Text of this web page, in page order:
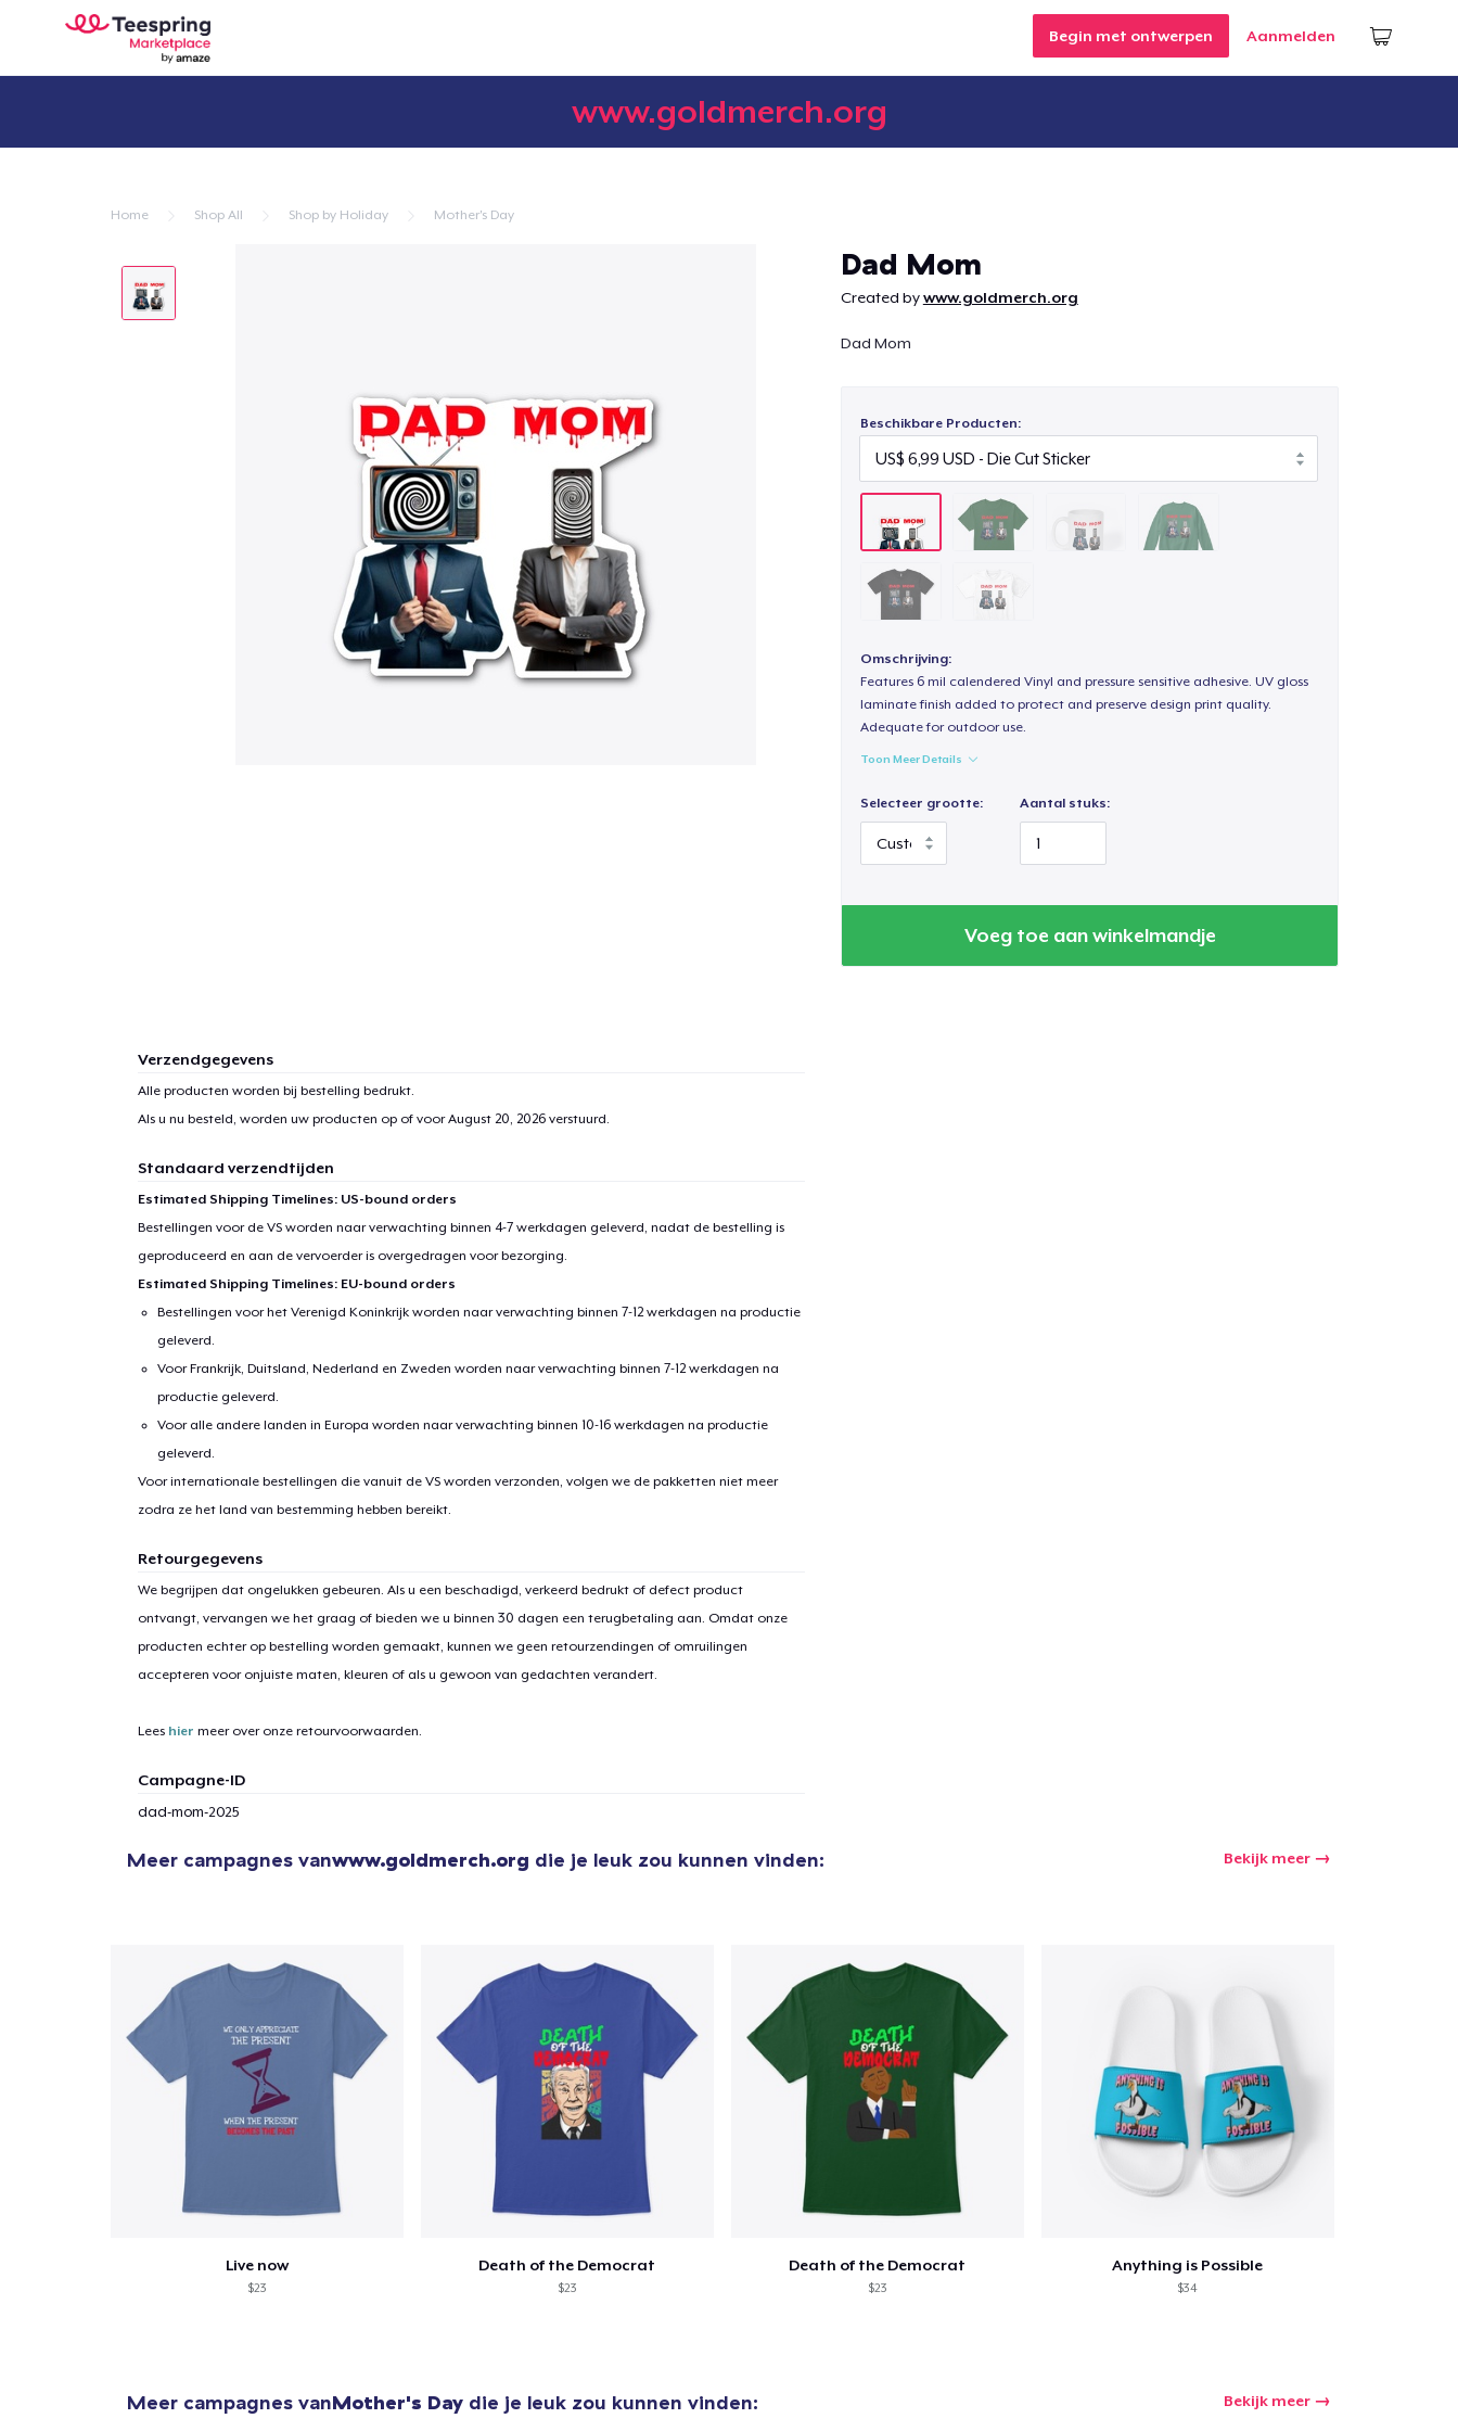
Begin met ontwerpen Aanmelden
www.goldmerch.org
Home Shop All Shop by Holiday Mother's Day
Dad Mom
Created bywww.goldmerch.org
Dad Mom
Beschikbare Producten:
Omschrijving:
Features 6 mil calendered Vinyl and pressure sensitive adhesive. UV gloss
laminate finish added to protect and preserve design print quality.
Adequate for outdoor use.
Toon Meer Details
Selecteer grootte: Aantal stuks:
Voeg toe aan winkelmandje
Verzendgegevens
Alle producten worden bij bestelling bedrukt.
Als u nu besteld, worden uw producten op of voorAugust 20, 2026verstuurd.
Standaard verzendtijden
Estimated Shipping Timelines: US-bound orders
Bestellingen voor de VS worden naar verwachting binnen 4-7 werkdagen geleverd, nadat de bestelling is
geproduceerd en aan de vervoerder is overgedragen voor bezorging.
Estimated Shipping Timelines: EU-bound orders
Bestellingen voor het Verenigd Koninkrijk worden naar verwachting binnen 7-12 werkdagen na productie
geleverd.
Voor Frankrijk, Duitsland, Nederland en Zweden worden naar verwachting binnen 7-12 werkdagen na
productie geleverd.
Voor alle andere landen in Europa worden naar verwachting binnen 10-16 werkdagen na productie
geleverd.
Voor internationale bestellingen die vanuit de VS worden verzonden, volgen we de pakketten niet meer
zodra ze het land van bestemming hebben bereikt.
Retourgegevens
We begrijpen dat ongelukken gebeuren. Als u een beschadigd, verkeerd bedrukt of defect product
ontvangt, vervangen we het graag of bieden we u binnen 30 dagen een terugbetaling aan. Omdat onze
producten echter op bestelling worden gemaakt, kunnen we geen retourzendingen of omruilingen
accepteren voor onjuiste maten, kleuren of als u gewoon van gedachten verandert.
Lees hier meer over onze retourvoorwaarden.
Campagne-ID
dad-mom-2025
Meer campagnes vanwww.goldmerch.org die je leuk zou kunnen vinden: Bekijk meer
Live now
$23
Death of the Democrat
$23
Death of the Democrat
$23
Anything is Possible
$34
Meer campagnes vanMother's Day die je leuk zou kunnen vinden: Bekijk meer